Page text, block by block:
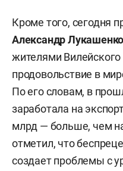
Кроме того, сегодня
Александр Лукашенко
жителями Вилейского
продовольствие в
По его словам, в
заработала на
млрд — больше, чем
отметил, что
создает проблемы с